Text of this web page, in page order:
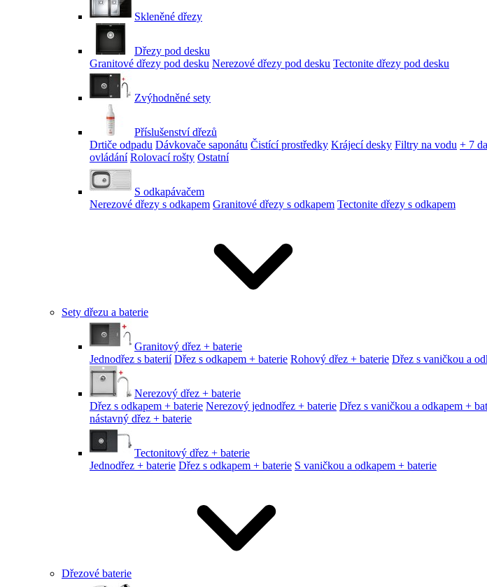
Skleněné dřezy
Dřezy pod desku
Granitové dřezy pod desku Nerezové dřezy pod desku Tectonite dřezy pod desku
Zvýhodněné sety
Příslušenství dřezů
Drtiče odpadu Dávkovače saponátu Čistící prostředky Krájecí desky Filtry na vodu + 7
ovládání Rolovací rošty Ostatní
S odkapávačem
Nerezové dřezy s odkapem Granitové dřezy s odkapem Tectonite dřezy s odkapem
Sety dřezu a baterie
Granitový dřez + baterie
Jednodřez s baterií Dřez s odkapem + baterie Rohový dřez + baterie Dřez s vaničkou a
Nerezový dřez + baterie
Dřez s odkapem + baterie Nerezový jednodřez + baterie Dřez s vaničkou a odkapem +
nástavný dřez + baterie
Tectonitový dřez + baterie
Jednodřez + baterie Dřez s odkapem + baterie S vaničkou a odkapem + baterie
Dřezové baterie